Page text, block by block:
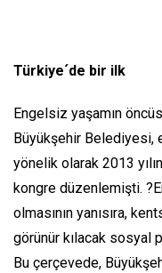
Türkiye´de bir ilk
Engelsiz yaşamın
Büyükşehir Belediyesi,
yönelik olarak 2013
kongre düzenlemişti.
olmasının yanısıra,
görünür kılacak sosyal
Bu çerçevede,